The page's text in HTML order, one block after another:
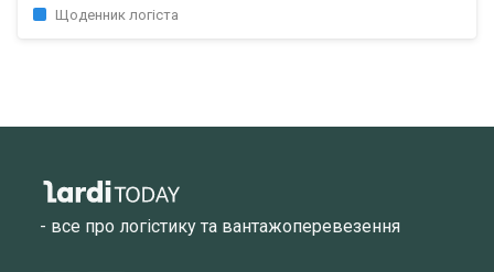
Щоденник логіста
- все про логістику та вантажоперевезення